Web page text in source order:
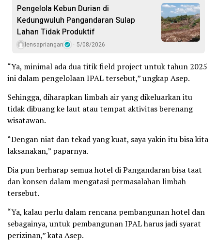
Pengelola Kebun Durian di
Kedungwuluh Pangandaran Sulap
Lahan Tidak Produktif ‎
lensapriangan 5/08/2026
“Ya, minimal ada dua titik field project untuk tahun 2025
ini dalam pengelolaan IPAL tersebut,” ungkap Asep.
Sehingga, diharapkan limbah air yang dikeluarkan itu
tidak dibuang ke laut atau tempat aktivitas berenang
wisatawan.
“Dengan niat dan tekad yang kuat, saya yakin itu bisa kita
laksanakan,” paparnya.
Dia pun berharap semua hotel di Pangandaran bisa taat
dan konsen dalam mengatasi permasalahan limbah
tersebut.
“Ya, kalau perlu dalam rencana pembangunan hotel dan
sebagainya, untuk pembangunan IPAL harus jadi syarat
perizinan,” kata Asep.